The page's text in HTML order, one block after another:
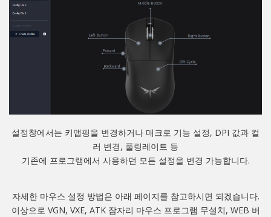
설정창에서는 키맵핑을 변경하거나 매크로 기능 설정, DPI 값과 컬
러 변경, 풀링레이트 등
기존에 프로그램에서 사용하던 모든 설정을 변경 가능합니다.
자세한 마우스 설정 방법은 아래 페이지를 참고하시면 되겠습니다.
이상으로 VGN, VXE, ATK 잠자리 마우스 프로그램 무설치, WEB 버